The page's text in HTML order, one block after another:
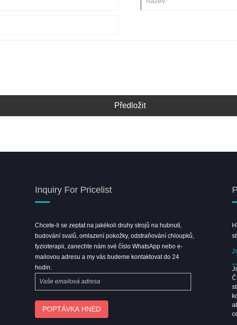
Předložit
Inquiry For Pricelist
Chcete-li se zeptat na jakékoli druhy strojů na hubnutí,
budování svalů, omlazení pokožky, odstraňování chloupků,
fyzioterapii, zanechte nám své číslo WhatsApp nebo e-
mailovou adresu a my vás budeme kontaktovat do 24
hodin.
Vítejte v Shanghai Beauty Expo
Leongbeauty Booth
Sejdeme se na Shanghai Beauty Expo.